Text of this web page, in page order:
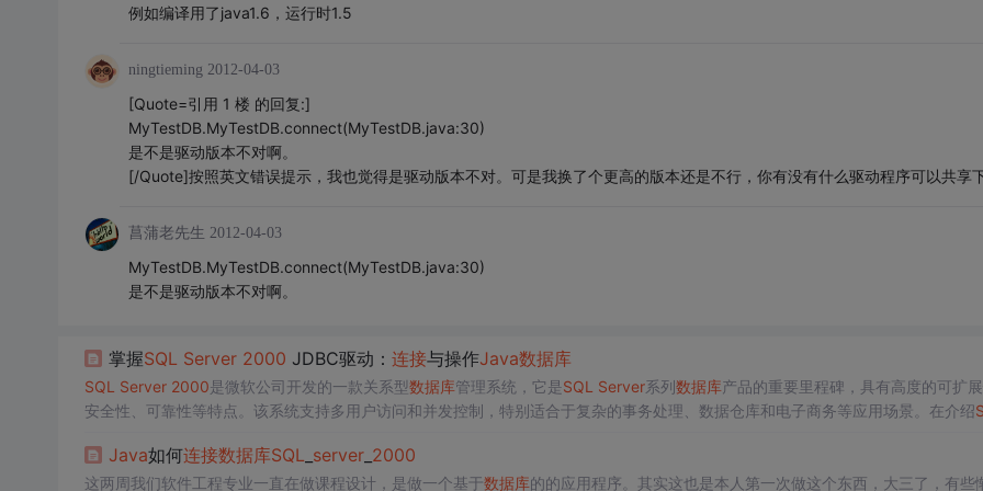
例如编译用了java1.6，运行时1.5
ningtieming 2012-04-03
[Quote=引用 1 楼 的回复:]
MyTestDB.MyTestDB.connect(MyTestDB.java:30)
是不是驱动版本不对啊。
[/Quote]按照英文错误提示，我也觉得是驱动版本不对。可是我换了个更高的版本还是不行，你有没有什么驱动程序可以共享
菖蒲老先生 2012-04-03
MyTestDB.MyTestDB.connect(MyTestDB.java:30)
是不是驱动版本不对啊。
掌握SQL Server 2000 JDBC驱动： 连接与操作Java数据库
SQL Server 2000是微软公司开发的一款关系型数据库管理系统，它是SQL Server系列数据库产品的重要里程碑，具有高度的可扩展
安全性、可靠性等特点。该系统支持多用户访问和并发控制，特别适合于复杂的事务处理、数据仓库和电子商务等应用场景。在介绍
过外键（Foreign Keys）关联，而数据的增删改查则通过结构化查询语言（
Java如何连接数据库SQL server_ 2000
这两周我们软件工程专业一直在做课程设计，是做一个基于数据库的的应用程序。其实这也是本人第一次做这个东西，大三了，有些